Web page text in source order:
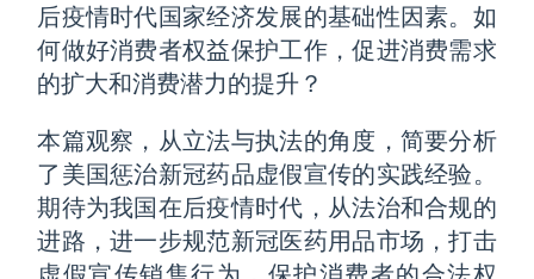
后疫情时代国家经济发展的基础性因素。如
何做好消费者权益保护工作，促进消费需求
的扩大和消费潜力的提升？
本篇观察，从立法与执法的角度，简要分析
了美国惩治新冠药品虚假宣传的实践经验。
期待为我国在后疫情时代，从法治和合规的
进路，进一步规范新冠医药用品市场，打击